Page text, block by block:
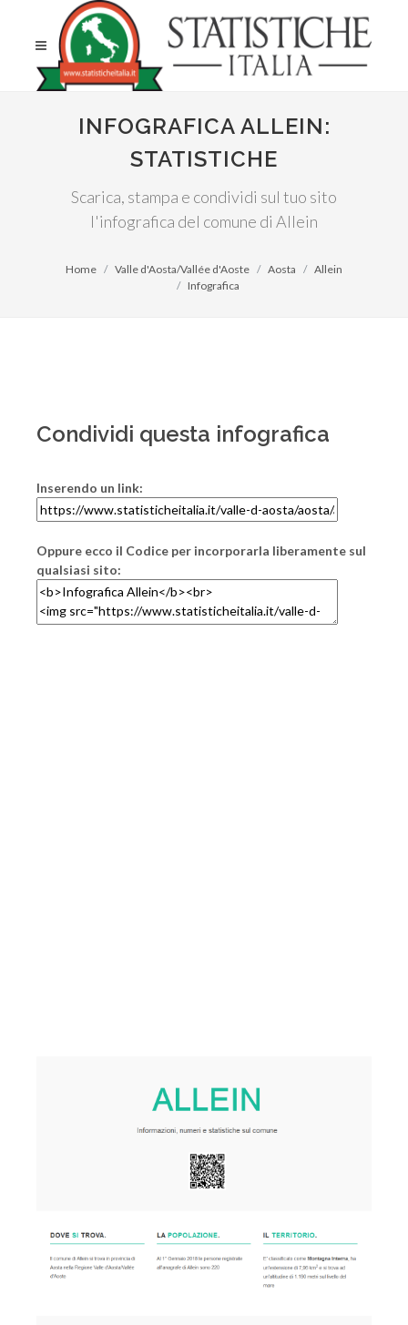
INFOGRAFICA ALLEIN:
STATISTICHE
Scarica, stampa e condividi sul tuo sito
l'infografica del comune di Allein
Home Valle d'Aosta/Vallée d'Aoste Aosta
Allein
Infografica
Condividi questa infografica
Inserendo un link:
Oppure ecco il Codice per incorporarla liberamente sul
qualsiasi sito: